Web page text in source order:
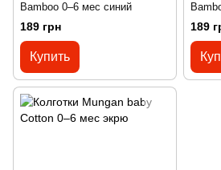
Bamboo 0–6 мес синий
189 грн
Купить
189